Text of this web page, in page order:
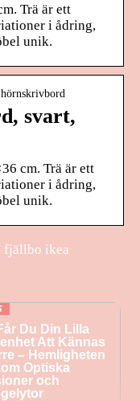
Trä är ett
i ådring,
unik.
svart,
cm. Trä är ett
i ådring,
unik.
fjällbo ikea
Du Din Lilla
Att Kännas
– Hemligheten
Optiska
och